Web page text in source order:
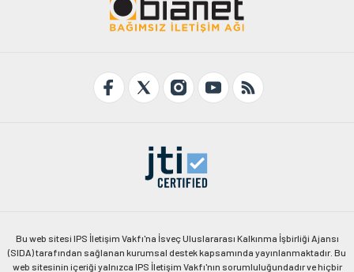
Bu web sitesi IPS İletişim Vakfı'na İsveç Uluslararası Kalkınma İşbirliği Ajansı
(SIDA) tarafından sağlanan kurumsal destek kapsamında yayınlanmaktadır. Bu
web sitesinin içeriği yalnızca IPS İletişim Vakfı'nın sorumluluğundadır ve hiçbir